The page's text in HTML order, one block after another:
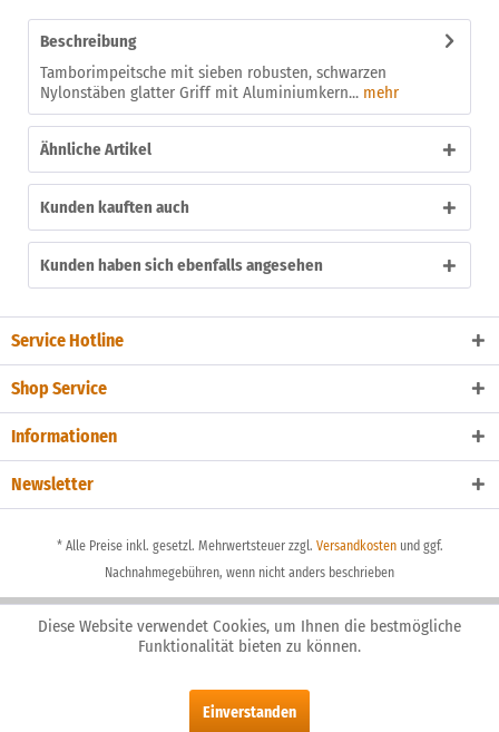
Beschreibung
Tamborimpeitsche mit sieben robusten, schwarzen
Nylonstäben glatter Griff mit Aluminiumkern... mehr
Ähnliche Artikel
Kunden kauften auch
Kunden haben sich ebenfalls angesehen
Service Hotline
Shop Service
Informationen
Newsletter
* Alle Preise inkl. gesetzl. Mehrwertsteuer zzgl. Versandkostenund ggf.
Nachnahmegebühren, wenn nicht anders beschrieben
Diese Website verwendet Cookies, um Ihnen die bestmögliche
Funktionalität bieten zu können.
Einverstanden